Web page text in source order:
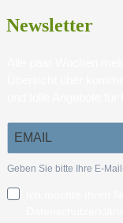
Newsletter
Geben Sie bitte Ihre E-